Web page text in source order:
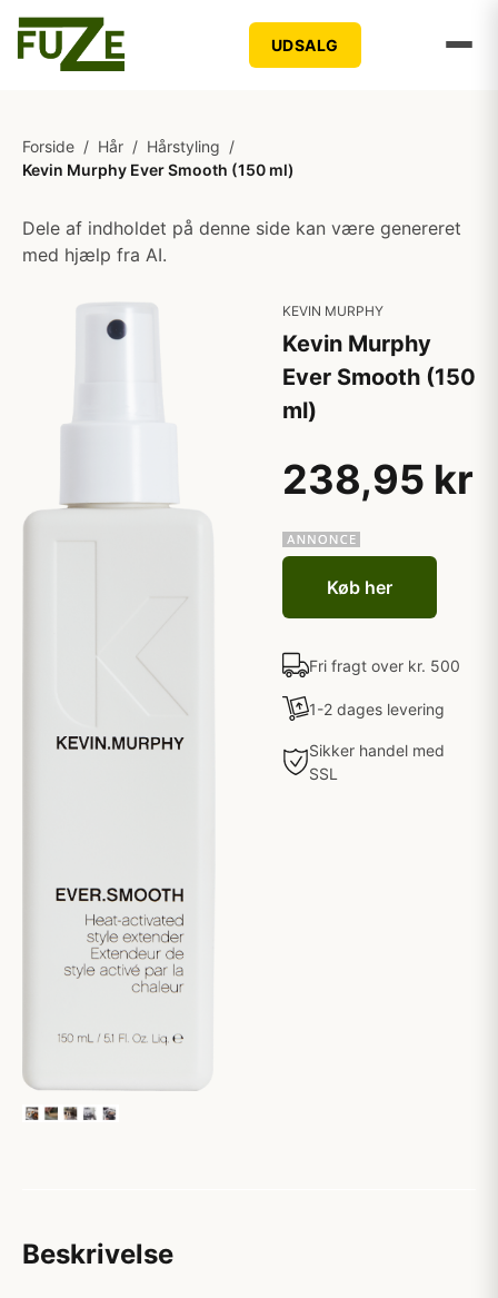
UDSALG
Forside / Hår / Hårstyling /
Kevin Murphy Ever Smooth (150 ml)
Dele af indholdet på denne side kan være genereret
med hjælp fra AI.
KEVIN MURPHY
Kevin Murphy
Ever Smooth (150
ml)
238,95 kr
Køb her
Fri fragt over kr. 500
1-2 dages levering
Sikker handel med
SSL
Beskrivelse